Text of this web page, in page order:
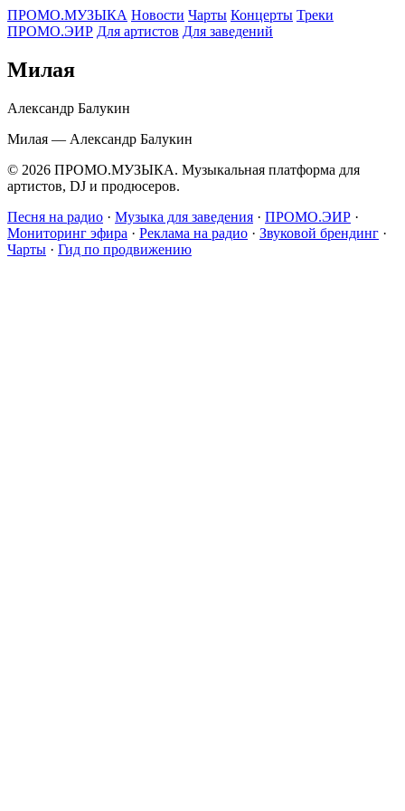
ПРОМО.МУЗЫКА Новости Чарты Концерты Треки
ПРОМО.ЭИР Для артистов Для заведений
Милая
Александр Балукин
Милая — Александр Балукин
© 2026 ПРОМО.МУЗЫКА. Музыкальная платформа для
артистов, DJ и продюсеров.
Песня на радио · Музыка для заведения · ПРОМО.ЭИР ·
Мониторинг эфира · Реклама на радио · Звуковой брендинг ·
Чарты · Гид по продвижению